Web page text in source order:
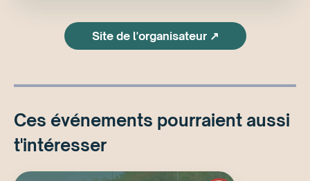
Site de l'organisateur ↗
Ces événements pourraient aussi
t'intéresser